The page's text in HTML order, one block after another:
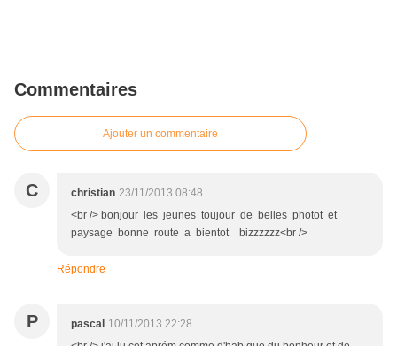
Commentaires
Ajouter un commentaire
C christian 23/11/2013 08:48
<br /> bonjour les jeunes toujour de belles photot et
paysage bonne route a bientot bizzzzzz<br />
Répondre
P pascal 10/11/2013 22:28